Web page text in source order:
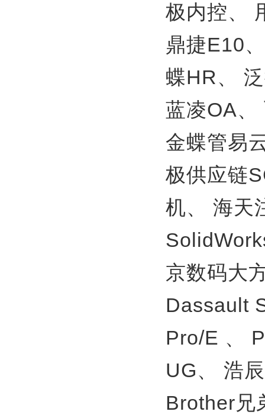
极内控、
鼎捷E10、
蝶HR、
蓝凌OA、
金蝶管易
极供应链
机、
海天
京数码大
Dassault
Pro/E 、
UG、
浩
Brother兄